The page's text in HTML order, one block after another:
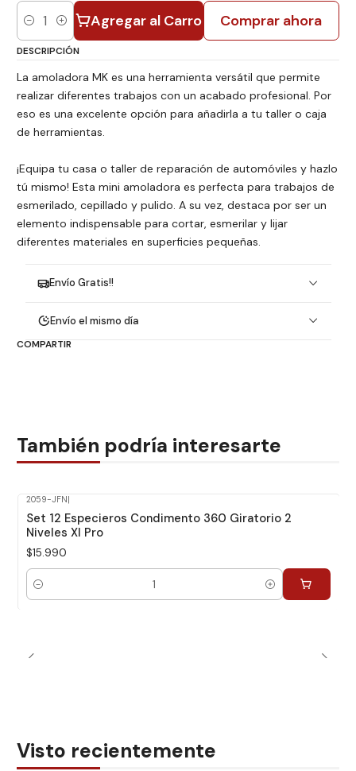
Cantidad Agregar al Carro Comprar ahora
DESCRIPCIÓN
La amoladora MK es una herramienta versátil que permite
realizar diferentes trabajos con un acabado profesional. Por
eso es una excelente opción para añadirla a tu taller o caja
de herramientas.
¡Equipa tu casa o taller de reparación de automóviles y hazlo
tú mismo! Esta mini amoladora es perfecta para trabajos de
esmerilado, cepillado y pulido. A su vez, destaca por ser un
elemento indispensable para cortar, esmerilar y lijar
diferentes materiales en superficies pequeñas.
Envío Gratis!!
Envío el mismo día
COMPARTIR
También podría interesarte
2059-JFN|
Set 12 Especieros Condimento 360 Giratorio 2
Niveles Xl Pro
$15.990
Cantidad
Visto recientemente